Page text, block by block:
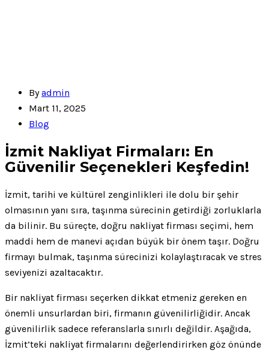
Byadmin
Mart 11, 2025
Blog
İzmit Nakliyat Firmaları: En
Güvenilir Seçenekleri Keşfedin!
İzmit, tarihi ve kültürel zenginlikleri ile dolu bir şehir
olmasının yanı sıra, taşınma sürecinin getirdiği zorluklarla
da bilinir. Bu süreçte, doğru nakliyat firması seçimi, hem
maddi hem de manevi açıdan büyük bir önem taşır. Doğru
firmayı bulmak, taşınma sürecinizi kolaylaştıracak ve stres
seviyenizi azaltacaktır.
Bir nakliyat firması seçerken dikkat etmeniz gereken en
önemli unsurlardan biri, firmanın güvenilirliğidir. Ancak
güvenilirlik sadece referanslarla sınırlı değildir. Aşağıda,
İzmit’teki nakliyat firmalarını değerlendirirken göz önünde